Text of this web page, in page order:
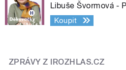
Libuše Švormová -
Koupit
ZPRÁVY Z IROZHLAS.CZ